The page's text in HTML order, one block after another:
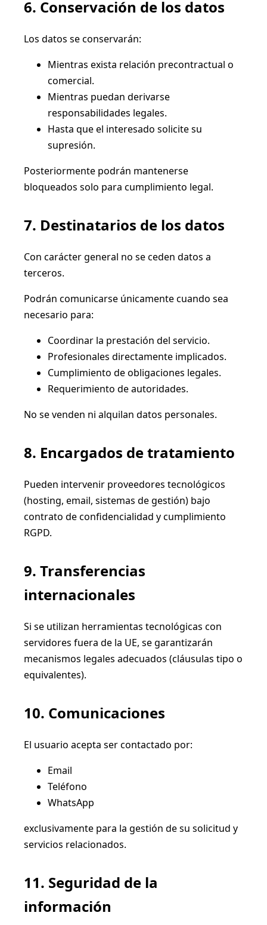
6. Conservación de los datos
Los datos se conservarán:
Mientras exista relación precontractual o
comercial.
Mientras puedan derivarse
responsabilidades legales.
Hasta que el interesado solicite su
supresión.
Posteriormente podrán mantenerse
bloqueados solo para cumplimiento legal.
7. Destinatarios de los datos
Con carácter general no se ceden datos a
terceros.
Podrán comunicarse únicamente cuando sea
necesario para:
Coordinar la prestación del servicio.
Profesionales directamente implicados.
Cumplimiento de obligaciones legales.
Requerimiento de autoridades.
No se venden ni alquilan datos personales.
8. Encargados de tratamiento
Pueden intervenir proveedores tecnológicos
(hosting, email, sistemas de gestión) bajo
contrato de confidencialidad y cumplimiento
RGPD.
9. Transferencias
internacionales
Si se utilizan herramientas tecnológicas con
servidores fuera de la UE, se garantizarán
mecanismos legales adecuados (cláusulas tipo o
equivalentes).
10. Comunicaciones
El usuario acepta ser contactado por:
Email
Teléfono
WhatsApp
exclusivamente para la gestión de su solicitud y
servicios relacionados.
11. Seguridad de la
información